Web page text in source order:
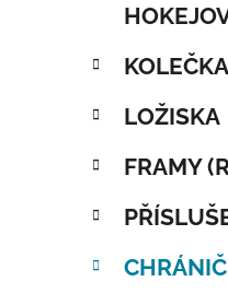
KOLEČKA
LOŽISKA
FRAMY